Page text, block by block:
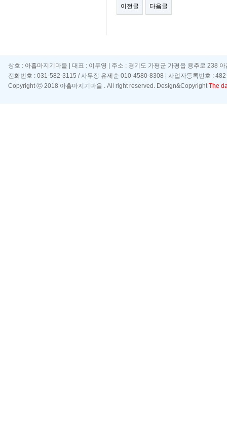
이전글 다음글
상호 : 아홉마지기마을 | 대표 : 이두영 | 주소 : 경기도 가평군 가평읍 용추로 238
전화번호 : 031-582-3115 / 사무장 유제순 010-4580-8308 | 사업자등록번호 :
Copyright ⓒ 2018 아홉마지기마을 . All right reserved. Design&CopyrightThe